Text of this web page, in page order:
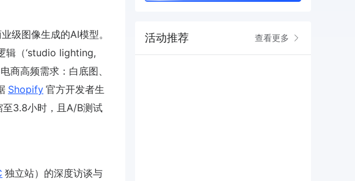
级图像生成的AI模型。
辑（‘studio lighting,
商高频需求：白底图、
Shopify 官方开发者生
3.8小时，且A/B测试
独立站）的深度访谈与
活动推荐 查看更多